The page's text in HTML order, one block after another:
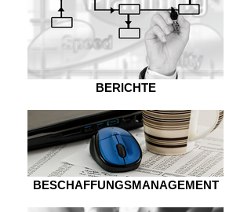
BERICHTE
BESCHAFFUNGSMANAGEMENT